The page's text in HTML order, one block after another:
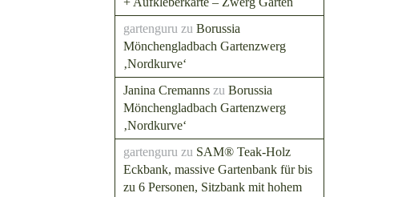
gartenguru zu Borussia
Mönchengladbach Gartenzwerg
‚Nordkurve‘
Janina Cremannszu Borussia
Mönchengladbach Gartenzwerg
‚Nordkurve‘
gartenguru zu SAM® Teak-Holz
Eckbank, massive Gartenbank für bis
zu 6 Personen, Sitzbank mit hohem